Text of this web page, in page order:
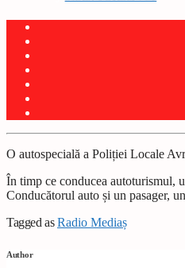
O autospecială a Poliției Locale
În timp ce conducea autoturismul,
Conducătorul auto și un pasager,
Tagged asRadio Mediaș
Author